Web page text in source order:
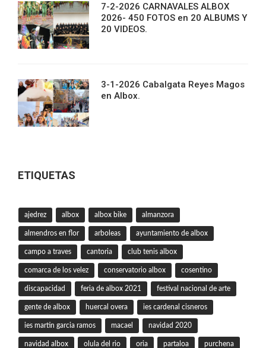
7-2-2026 CARNAVALES ALBOX
2026- 450 FOTOS en 20 ALBUMS Y
20 VIDEOS.
3-1-2026 Cabalgata Reyes Magos
en Albox.
ETIQUETAS
ajedrez albox albox bike almanzora
almendros en flor arboleas ayuntamiento de albox
campo a traves cantoria club tenis albox
comarca de los velez conservatorio albox cosentino
discapacidad feria de albox 2021 festival nacional de arte
gente de albox huercal overa ies cardenal cisneros
ies martin garcia ramos macael navidad 2020
navidad albox olula del rio oria partaloa purchena